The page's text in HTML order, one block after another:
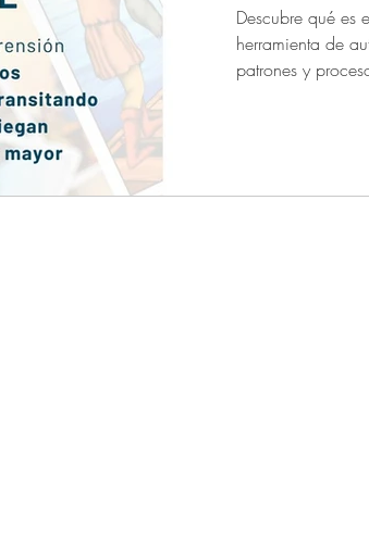
SIGNOS
Descubre qué es
herramienta de
patrones y